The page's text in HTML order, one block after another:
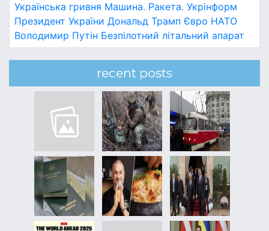
Українська гривня Машина. Ракета. Укрінформ
Президент України Дональд Трамп Євро НАТО
Володимир Путін Безпілотний літальний апарат
recent posts